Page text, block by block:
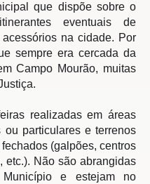
que dispõe sobre o
eventuais de
na cidade. Por
sempre era cercada da
Campo Mourão, muitas
ou particulares e terrenos
(galpões, centros
etc.). Não são abrangidas
e estejam no